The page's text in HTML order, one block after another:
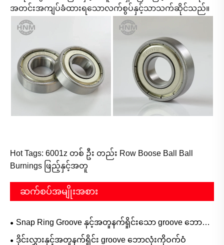
အတင်းအကျပ်ခံထားရသောလက်စွပ်နှင့်သာသက်ဆိုင်သည်။
Hot Tags: 6001z တစ် ဦး တည်း Row Boose Ball Ball
Burnings ဖြည့်နှင့်အတူ
ဆက်စပ်အမျိုးအစား
Snap Ring Groove နှင့်အတူနက်ရှိုင်းသော groove ဘောလုံး
ဝက်ဝံ
ဒိုင်းလွှားနှင့်အတူနက်ရှိုင်း groove ဘောလုံးကိုဝက်ဝံ